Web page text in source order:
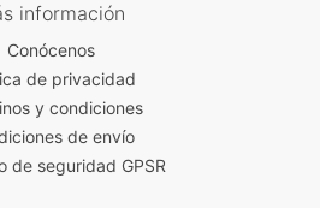
información
Conócenos
de privacidad
y condiciones
de envío
de seguridad GPSR